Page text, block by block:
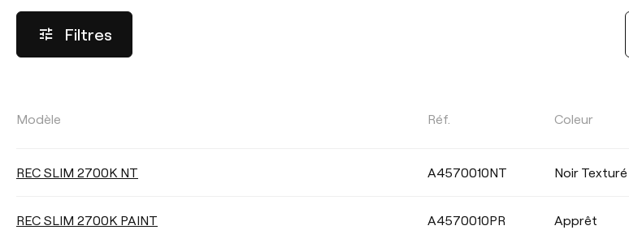
Filtres
FLUX LUMINEUX
Sélectionner
TEMPÉRATURE DE COULEUR
Sélectionner
Modèle Réf. Coleur
REC SLIM 2700K NT A4570010NT Noir Texturé
REC SLIM 2700K PAINT A4570010PR Apprêt